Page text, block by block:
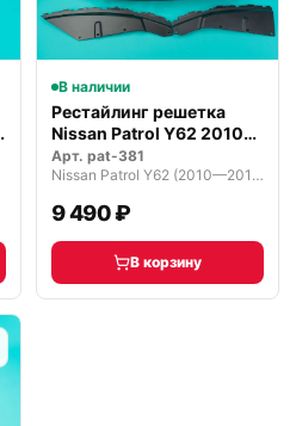
В наличии
Рестайлинг решетка
Nissan Patrol Y62 2010-
2019 г.
Арт. pat-381
Nissan Patrol Y62 (2010—2014)
9 490 ₽
В корзину